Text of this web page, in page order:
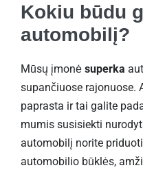
Kokiu būdu
automobilį?
Mūsų įmonė superka
supančiuose rajonuose.
paprasta ir tai galite
mumis susisiekti
automobilį norite
automobilio būklės,